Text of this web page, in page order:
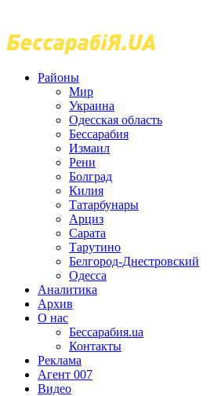
Районы
Мир
Украина
Одесская область
Бессарабия
Измаил
Рени
Болград
Килия
Татарбунары
Арциз
Сарата
Тарутино
Белгород-Днестровский
Одесса
Аналитика
Архив
О нас
Бессарабия.ua
Контакты
Реклама
Агент 007
Видео